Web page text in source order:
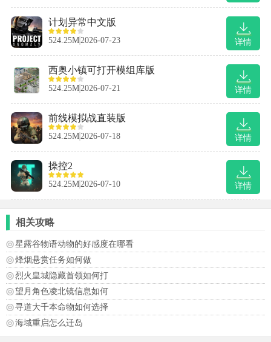
详情
计划异常中文版
524.25M2026-07-23
详情
西奥小镇可打开模组库版
524.25M2026-07-21
详情
前线模拟战直装版
524.25M2026-07-18
详情
操控2
524.25M2026-07-10
相关攻略
星露谷物语动物的好感度在哪看
烽烟悬赏任务如何做
烈火皇城隐藏首领如何打
望月角色凌北镜信息如何
寻道大千本命物如何选择
海域重启怎么迁岛